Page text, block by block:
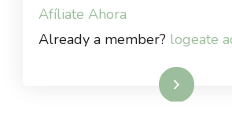
Afíliate Ahora
Already a member? logeate
Read More